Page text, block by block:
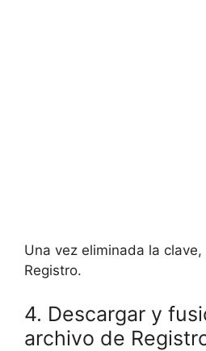
Una vez eliminada la
Registro.
4. Descargar y
archivo de